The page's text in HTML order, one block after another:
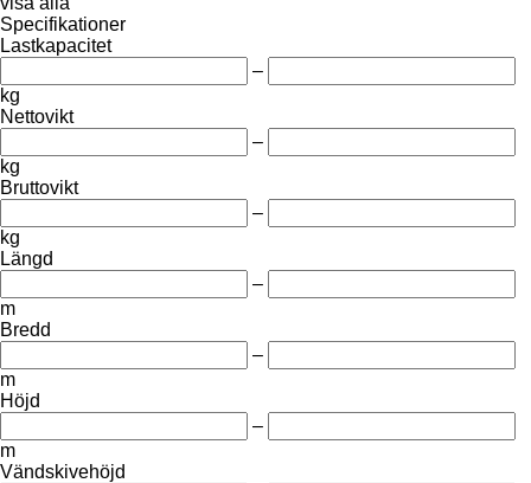
Specifikationer
Lastkapacitet
–
kg
Nettovikt
–
kg
Bruttovikt
–
kg
Längd
–
m
Bredd
–
m
Höjd
–
m
Vändskivehöjd